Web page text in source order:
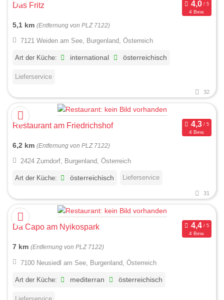
Das Fritz
4 Bew.
5,1 km (Entfernung von PLZ 7122)
7121 Weiden am See, Burgenland, Österreich
Art der Küche: international österreichisch
Lieferservice
32
Restaurant am Friedrichshof
4 Bew.
6,2 km (Entfernung von PLZ 7122)
2424 Zurndorf, Burgenland, Österreich
Art der Küche: österreichisch Lieferservice
31
Da Capo am Nyikospark
4 Bew.
7 km (Entfernung von PLZ 7122)
7100 Neusiedl am See, Burgenland, Österreich
Art der Küche: mediterran österreichisch